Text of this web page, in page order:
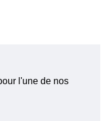
l'une de nos